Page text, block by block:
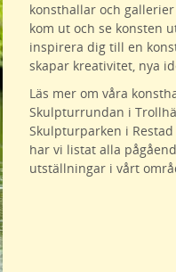
konsthallar och
kom ut och se konsten
inspirera dig till en
skapar kreativitet, nya
Läs mer om våra
Skulpturrundan i
Skulpturparken i
har vi listat alla
utställningar i vårt